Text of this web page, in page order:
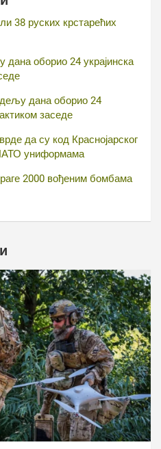
38 руских крстарећих
оборио 24 украјинска
дана оборио 24
заседе
да су код Краснојарског
униформама
2000 вођеним бомбама